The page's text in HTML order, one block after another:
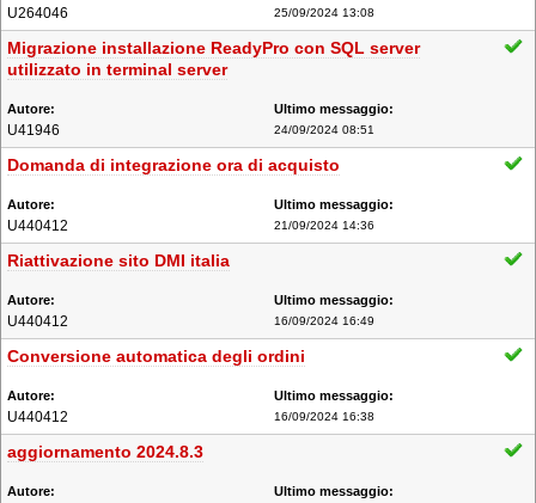
U264046 25/09/2024 13:08
Migrazione installazione ReadyPro con SQL server
utilizzato in terminal server
U41946 24/09/2024 08:51
Domanda di integrazione ora di acquisto
U440412 21/09/2024 14:36
Riattivazione sito DMI italia
U440412 16/09/2024 16:49
Conversione automatica degli ordini
U440412 16/09/2024 16:38
aggiornamento 2024.8.3